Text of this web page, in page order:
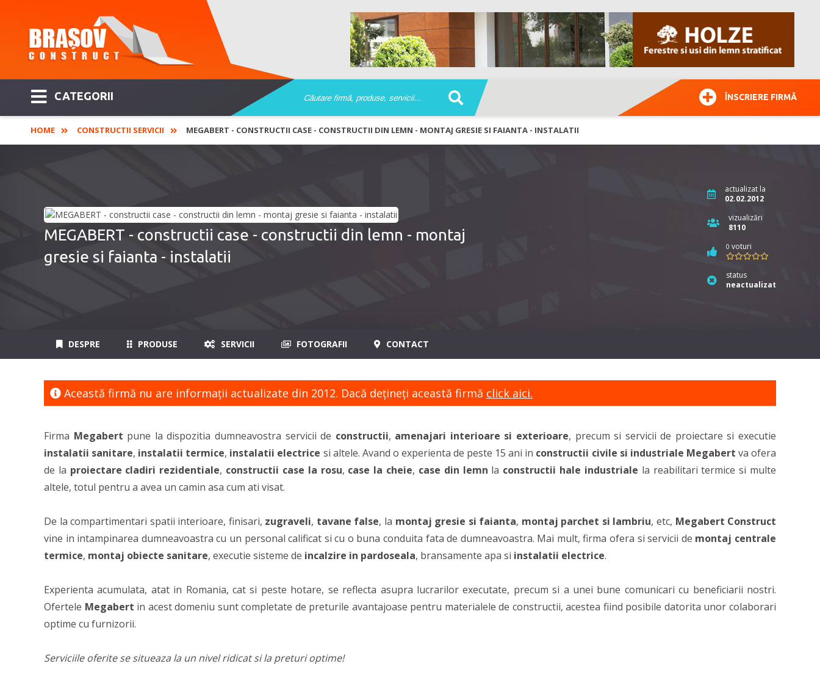
CATEGORII ÎNSCRIERE FIRMĂ
HOME CONSTRUCTII SERVICII MEGABERT - CONSTRUCTII CASE - CONSTRUCTII DIN LEMN - MONTAJ GRESIE SI FAIANTA - INSTALATII
MEGABERT - constructii case - constructii din lemn - montaj
gresie si faianta - instalatii
actualizat la
02.02.2012
vizualizări
8110
0 voturi
status
neactualizat
DESPRE PRODUSE SERVICII FOTOGRAFII CONTACT
Această firmă nu are informaţii actualizate din 2012. Dacă dețineți această firmă click aici.
Firma Megabert pune la dispozitia dumneavostra servicii de constructii, amenajari interioare si exterioare, precum si servicii de proiectare si executie
instalatii sanitare, instalatii termice, instalatii electrice si altele. Avand o experienta de peste 15 ani in constructii civile si industriale Megabert va ofera
de la proiectare cladiri rezidentiale, constructii case la rosu, case la cheie, case din lemn la constructii hale industriale la reabilitari termice si multe
altele, totul pentru a avea un camin asa cum ati visat.
De la compartimentari spatii interioare, finisari, zugraveli, tavane false, la montaj gresie si faianta, montaj parchet si lambriu, etc, Megabert Construct
vine in intampinarea dumneavoastra cu un personal calificat si cu o buna conduita fata de dumneavoastra. Mai mult, firma ofera si servicii de montaj centrale
termice, montaj obiecte sanitare, executie sisteme de incalzire in pardoseala, bransamente apa si instalatii electrice.
Experienta acumulata, atat in Romania, cat si peste hotare, se reflecta asupra lucrarilor executate, precum si a unei bune comunicari cu beneficiarii nostri.
Ofertele Megabert in acest domeniu sunt completate de preturile avantajoase pentru materialele de constructii, acestea fiind posibile datorita unor colaborari
optime cu furnizorii.
Serviciile oferite se situeaza la un nivel ridicat si la preturi optime!